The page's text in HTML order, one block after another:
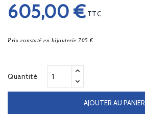
605,00 € TTC
Prix constaté en bijouterie 705 €
Quantité
AJOUTER AU PANIER